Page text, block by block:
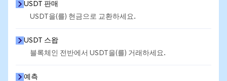
USDT 판매
USDT을(를) 현금으로 교환하세요.
USDT 스왑
블록체인 전반에서 USDT을(를) 거래하세요.
예측